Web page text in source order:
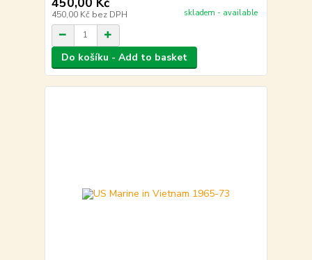
450,00 Kč bez DPH skladem - available
Do košíku - Add to basket